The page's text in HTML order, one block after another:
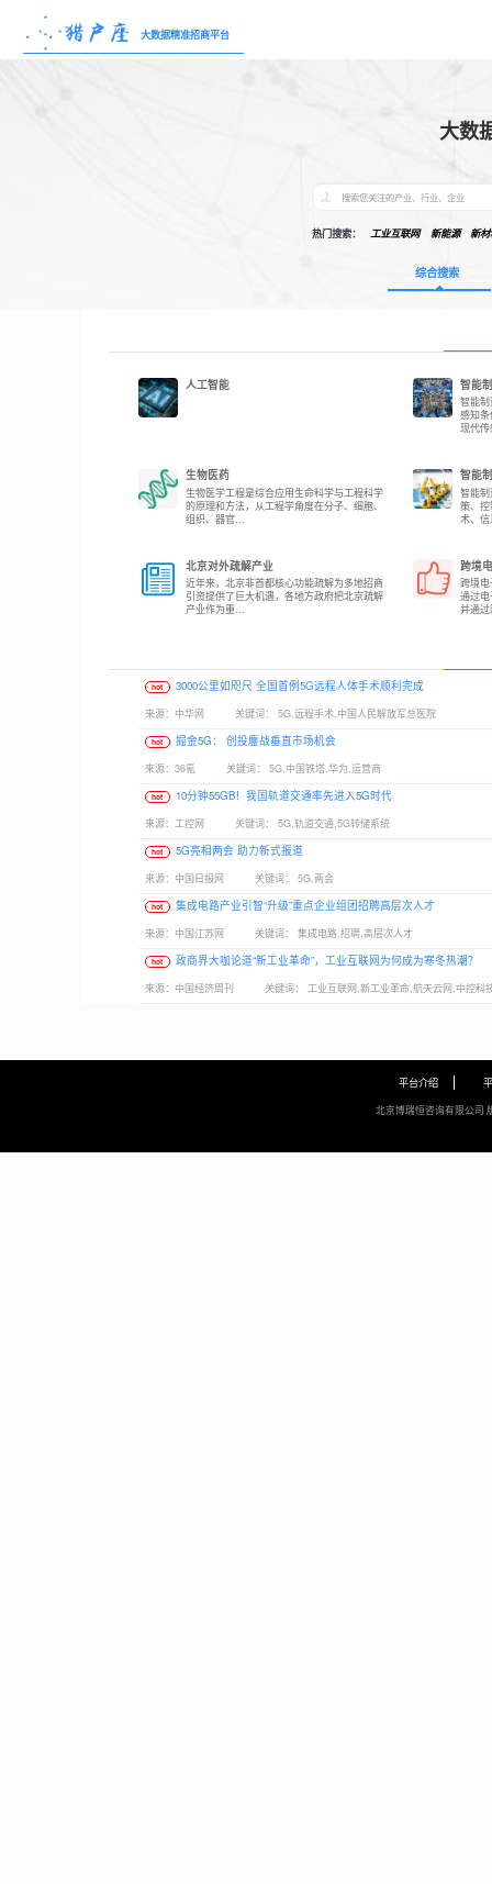
大数据精准招商平台
大数
热门搜索： 工业互联网 新能源 新
综合搜索
人工智能 智能
智能
感知
现代
生物医药
生物医学工程是综合应用生命科学与工程科学
的原理和方法，从工程学角度在分子、细胞、
组织、器官...
智能
智能
策、
术、
北京对外疏解产业
近年来，北京非首都核心功能疏解为多地招商
引资提供了巨大机遇，各地方政府把北京疏解
产业作为重...
跨境
跨境
通过
并通
hot 3000公里如咫尺 全国首例5G远程人体手术顺利完成
来源： 中华网 关键词： 5G,远程手术,中国人民解放军总医院
hot 掘金5G： 创投鏖战垂直市场机会
来源： 36氪 关键词： 5G,中国铁塔,华为,运营商
hot 10分钟55GB！我国轨道交通率先进入5G时代
来源： 工控网 关键词： 5G,轨道交通,5G转储系统
hot 5G亮相两会 助力新式报道
来源： 中国日报网 关键词： 5G,两会
hot 集成电路产业引智“升级”重点企业组团招聘高层次人才
来源： 中国江苏网 关键词： 集成电路,招聘,高层次人才
hot 政商界大咖论道“新工业革命”，工业互联网为何成为寒冬热潮？
来源： 中国经济周刊 关键词： 工业互联网,新工业革命,航天云网,中控科
平台介绍
北京博瑞恒咨询有限公司